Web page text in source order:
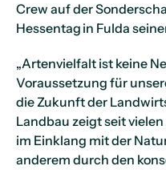
Crew auf der
Hessentag in Fulda
„Artenvielfalt ist keine
Voraussetzung für
die Zukunft der
Landbau zeigt seit
im Einklang mit der
anderem durch den